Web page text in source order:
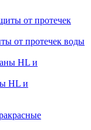
от протечек воды
HL и